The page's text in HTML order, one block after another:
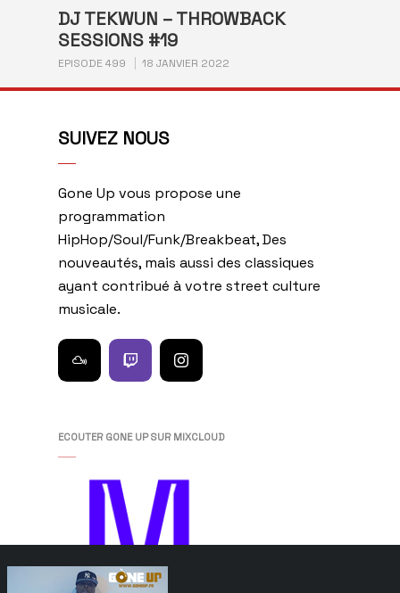
DJ TEKWUN – THROWBACK
SESSIONS #19
EPISODE 499 18 JANVIER 2022
SUIVEZ NOUS
Gone Up vous propose une
programmation
HipHop/Soul/Funk/Breakbeat, Des
nouveautés, mais aussi des classiques
ayant contribué à votre street culture
musicale.
ECOUTER GONE UP SUR MIXCLOUD